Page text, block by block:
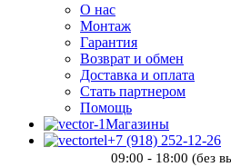
О нас
Монтаж
Гарантия
Возврат и обмен
Доставка и оплата
Стать партнером
Помощь
Магазины
+7 (918) 252-12-26
09:00 - 18:00 (без